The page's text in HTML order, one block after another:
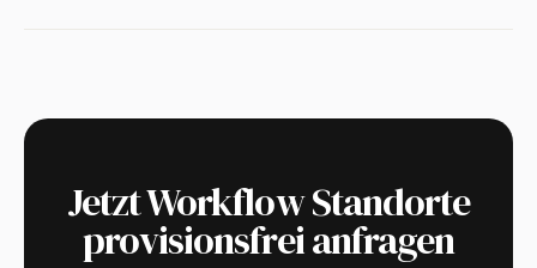
Jetzt Workflow Standorte
provisionsfrei anfragen